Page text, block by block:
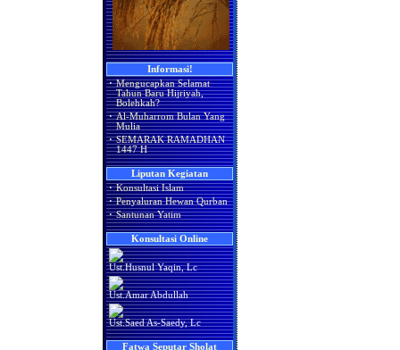
Informasi!
· Mengucapkan Selamat
Tahun Baru Hijriyah,
Bolehkah?
· Al-Muharrom Bulan Yang
Mulia
· SEMARAK RAMADHAN
1447 H
Liputan Kegiatan
· Konsultasi Islam
· Penyaluran Hewan Qurban
· Santunan Yatim
Konsultasi Online
Ust.Husnul Yaqin, Lc
Ust.Amar Abdullah
Ust.Saed As-Saedy, Lc
Fatwa Seputar Sholat